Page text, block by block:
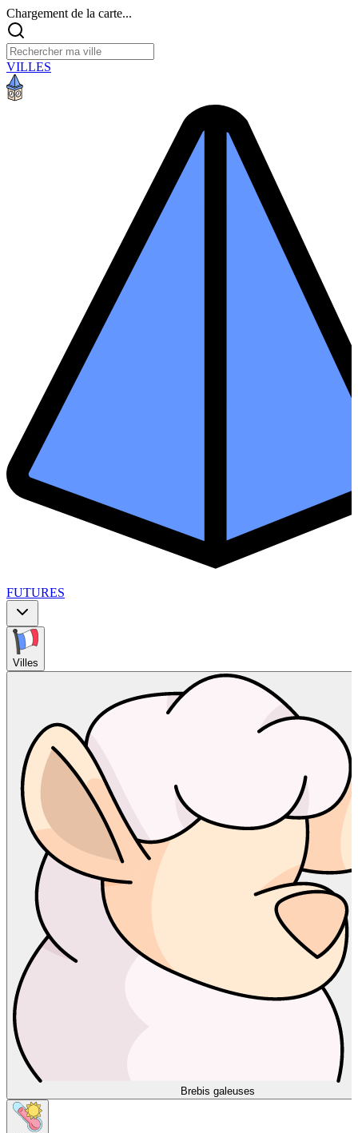
Chargement de la carte...
VILLES
FUTURES
Villes
Brebis galeuses